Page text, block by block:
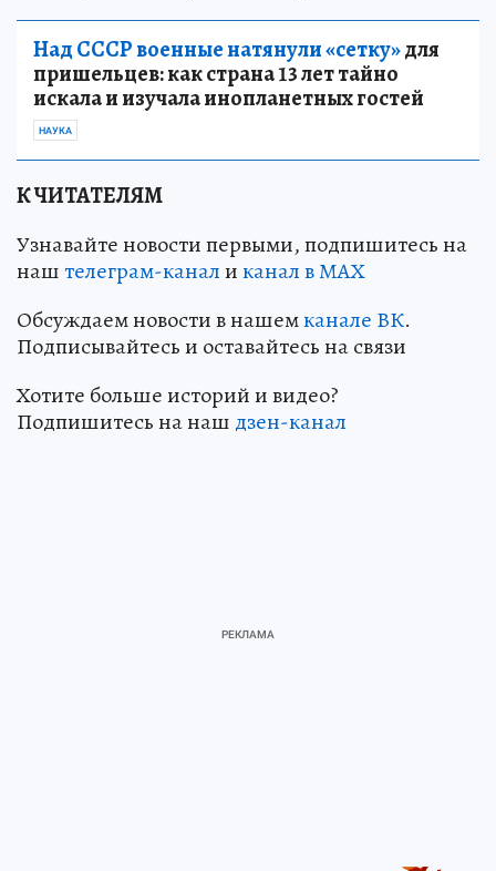
Над СССР военные натянули «сетку»для
пришельцев: как страна 13 лет тайно
искала и изучала инопланетных гостей
НАУКА
К ЧИТАТЕЛЯМ
Узнавайте новости первыми, подпишитесь на
наштелеграм-каналиканал в МАХ
Обсуждаем новости в нашемканале ВК.
Подписывайтесь и оставайтесь на связи
Хотите больше историй и видео?
Подпишитесь на наш дзен-канал